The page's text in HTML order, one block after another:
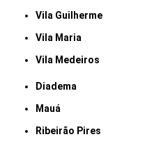
Vila Guilherme
Vila Maria
Vila Medeiros
Diadema
Mauá
Ribeirão Pires